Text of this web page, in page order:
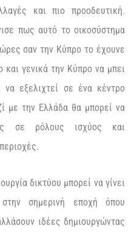
και πιο προοδευτική.
πως αυτό το οικοσύστημα
σαν την Κύπρο το έχουνε
γενικά την Κύπρο να μπει
εξελιχτεί σε ένα κέντρο
με την Ελλάδα θα μπορεί να
σε ρόλους ισχύος και
δικτύου μπορεί να γίνει
σημερινή εποχή όπου
ιδέες δημιουργώντας